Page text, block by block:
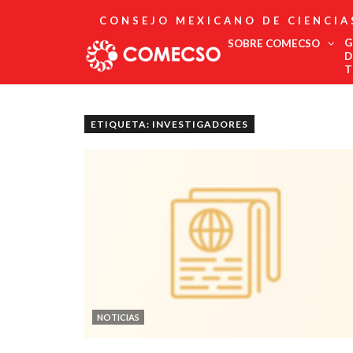
CONSEJO MEXICANO DE
SOBRE COMECSO
Asociados
Publicaciones
Comité Editorial
Boletín
ETIQUETA: INVESTIGADORES
NOTICIAS